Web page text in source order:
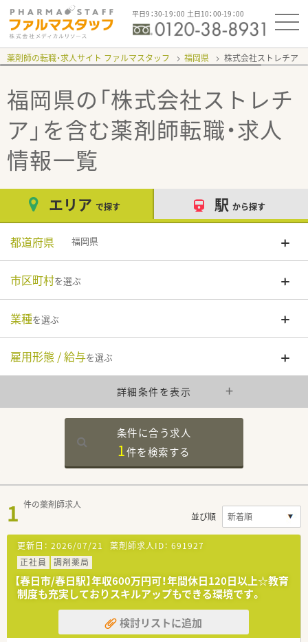
平日9：30-19：00 土日10：00-19：00
薬剤師の転職・求人サイト ファルマスタッフ 福岡県 株式会社ストレチア
福岡県の「株式会社ストレチ
ア」 を含む薬剤師転職・求人
情報一覧
エリア で探す 駅 から探す
都道府県 福岡県
市区町村を選ぶ
業種を選ぶ
雇用形態 / 給与を選ぶ
詳細条件を表示
条件に合う求人
1件を検索する
1 件の薬剤師求人
並び順
更新日： 2026/07/21 薬剤師求人ID： 691927
正社員
調剤薬局
【春日市/春日駅】年収600万円可！年間休日120日以上☆教育
制度も充実しておりスキルアップもできる環境です。
検討リストに追加